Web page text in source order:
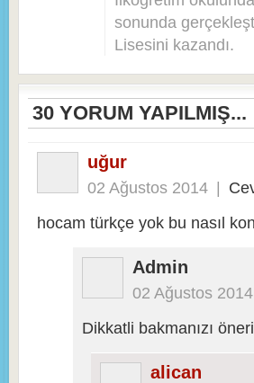
sonunda
Lisesini kazandı.
30 YORUM YAPILMIŞ...
uğur
02 Ağustos 2014 |
hocam türkçe yok bu nasıl
Admin
02 Ağustos 2014
Dikkatli bakmanızı
alican